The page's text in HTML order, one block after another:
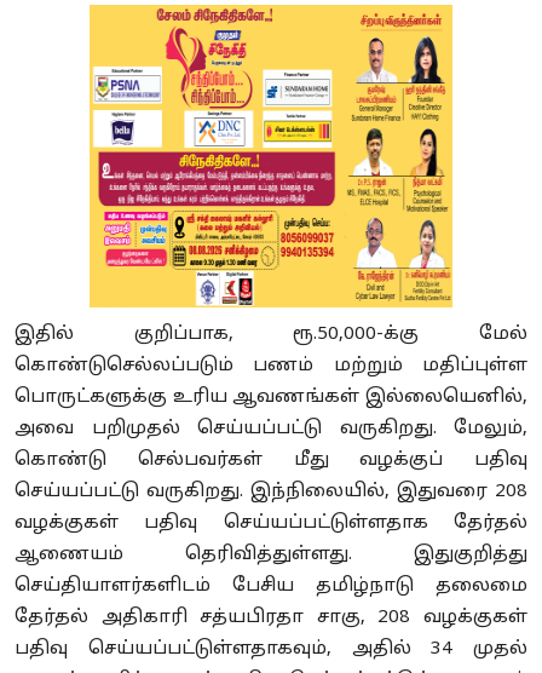
இதில் குறிப்பாக, ரூ.50,000-க்கு மேல்
கொண்டுசெல்லப்படும் பணம் மற்றும் மதிப்புள்ள
பொருட்களுக்கு உரிய ஆவணங்கள் இல்லையெனில்,
அவை பறிமுதல் செய்யப்பட்டு வருகிறது. மேலும்,
கொண்டு செல்பவர்கள் மீது வழக்குப் பதிவு
செய்யப்பட்டு வருகிறது. இந்நிலையில், இதுவரை 208
வழக்குகள் பதிவு செய்யப்பட்டுள்ளதாக தேர்தல்
ஆணையம் தெரிவித்துள்ளது. இதுகுறித்து
செய்தியாளர்களிடம் பேசிய தமிழ்நாடு தலைமை
தேர்தல் அதிகாரி சத்யபிரதா சாகு, 208 வழக்குகள்
பதிவு செய்யப்பட்டுள்ளதாகவும், அதில் 34 முதல்